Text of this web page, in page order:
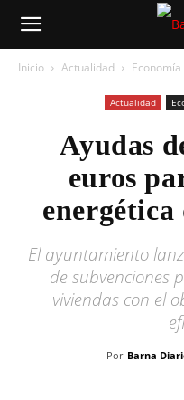
Inicio Actualidad Economía
Actualidad
Ayudas
euros
energética
El ayuntamiento
de subvenciones
viviendas con el
Por Barna